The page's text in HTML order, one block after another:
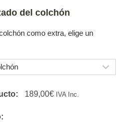
del colchón
como extra, elige un
189,00€ IVA Inc.